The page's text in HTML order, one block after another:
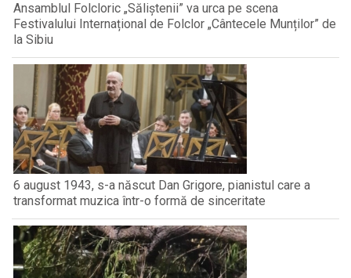
Ansamblul Folcloric „Săliștenii” va urca pe scena
Festivalului Internațional de Folclor „Cântecele Munților” de
la Sibiu
6 august 1943, s-a născut Dan Grigore, pianistul care a
transformat muzica într-o formă de sinceritate